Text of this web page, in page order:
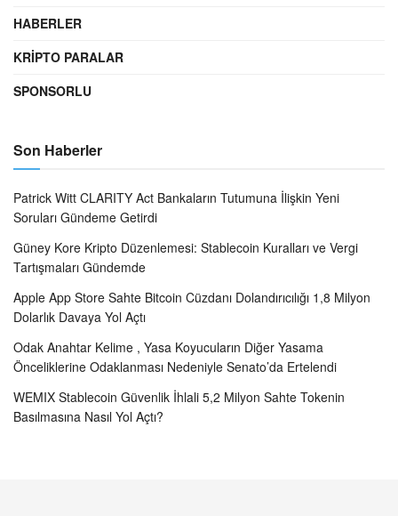
HABERLER
KRIPTO PARALAR
SPONSORLU
Son Haberler
Patrick Witt CLARITY Act Bankaların Tutumuna İlişkin Yeni
Soruları Gündeme Getirdi
Güney Kore Kripto Düzenlemesi: Stablecoin Kuralları ve Vergi
Tartışmaları Gündemde
Apple App Store Sahte Bitcoin Cüzdanı Dolandırıcılığı 1,8 Milyon
Dolarlık Davaya Yol Açtı
Odak Anahtar Kelime , Yasa Koyucuların Diğer Yasama
Önceliklerine Odaklanması Nedeniyle Senato’da Ertelendi
WEMIX Stablecoin Güvenlik İhlali 5,2 Milyon Sahte Tokenin
Basılmasına Nasıl Yol Açtı?